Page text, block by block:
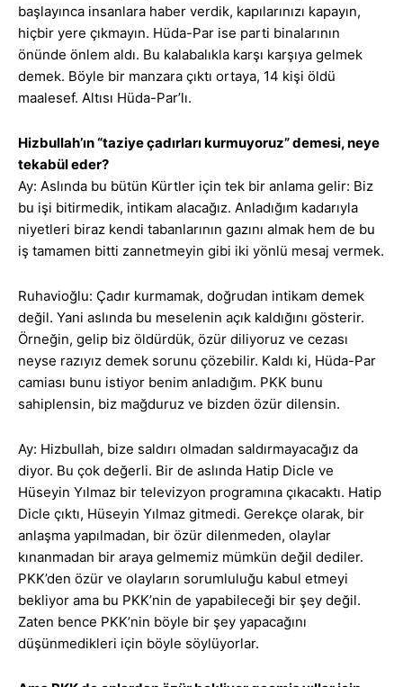
başlayınca insanlara haber verdik, kapılarınızı kapayın,
hiçbir yere çıkmayın. Hüda-Par ise parti binalarının
önünde önlem aldı. Bu kalabalıkla karşı karşıya gelmek
demek. Böyle bir manzara çıktı ortaya, 14 kişi öldü
maalesef. Altısı Hüda-Par’lı.
Hizbullah’ın “taziye çadırları kurmuyoruz” demesi, neye
tekabül eder?
Ay: Aslında bu bütün Kürtler için tek bir anlama gelir: Biz
bu işi bitirmedik, intikam alacağız. Anladığım kadarıyla
niyetleri biraz kendi tabanlarının gazını almak hem de bu
iş tamamen bitti zannetmeyin gibi iki yönlü mesaj vermek.
Ruhavioğlu: Çadır kurmamak, doğrudan intikam demek
değil. Yani aslında bu meselenin açık kaldığını gösterir.
Örneğin, gelip biz öldürdük, özür diliyoruz ve cezası
neyse razıyız demek sorunu çözebilir. Kaldı ki, Hüda-Par
camiası bunu istiyor benim anladığım. PKK bunu
sahiplensin, biz mağduruz ve bizden özür dilensin.
Ay: Hizbullah, bize saldırı olmadan saldırmayacağız da
diyor. Bu çok değerli. Bir de aslında Hatip Dicle ve
Hüseyin Yılmaz bir televizyon programına çıkacaktı. Hatip
Dicle çıktı, Hüseyin Yılmaz gitmedi. Gerekçe olarak, bir
anlaşma yapılmadan, bir özür dilenmeden, olaylar
kınanmadan bir araya gelmemiz mümkün değil dediler.
PKK’den özür ve olayların sorumluluğu kabul etmeyi
bekliyor ama bu PKK’nin de yapabileceği bir şey değil.
Zaten bence PKK’nin böyle bir şey yapacağını
düşünmedikleri için böyle söylüyorlar.